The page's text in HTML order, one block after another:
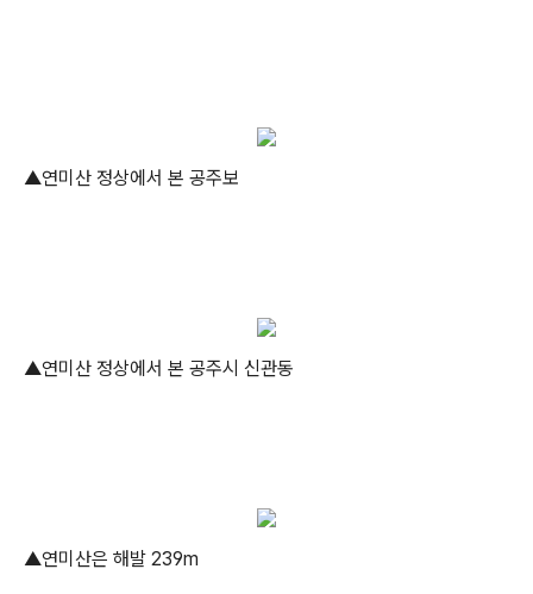
▲연미산 정상에서 본 공주보
▲연미산 정상에서 본 공주시 신관동
▲연미산은 해발 239m